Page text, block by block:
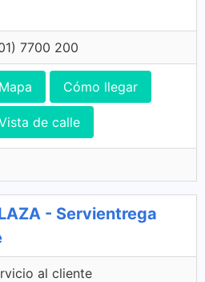
7700 200
Mapa Cómo llegar
de calle
- Servientrega
al cliente